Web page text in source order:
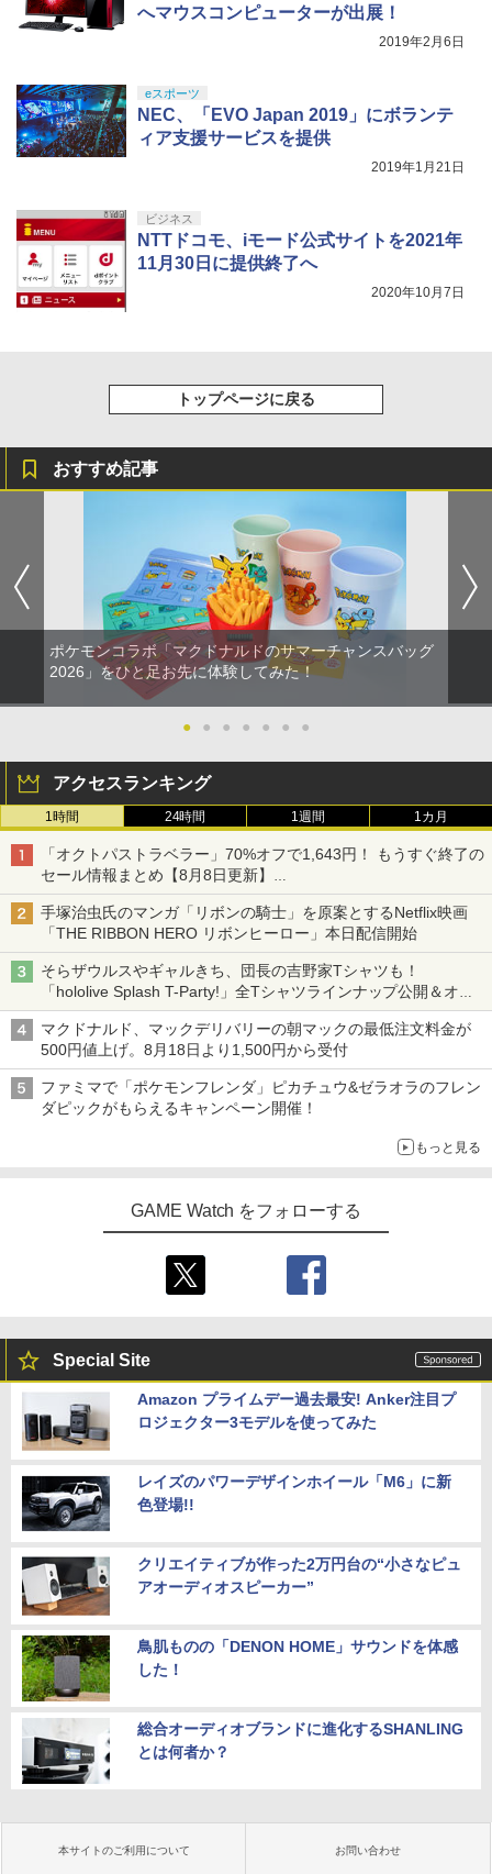
へマウスコンピューターが出展！
2019年2月6日
eスポーツ
NEC、「EVO Japan 2019」にボランテ
ィア支援サービスを提供
2019年1月21日
ビジネス
NTTドコモ、iモード公式サイトを2021年
11月30日に提供終了へ
2020年10月7日
トップページに戻る
おすすめ記事
ポケモンコラボ「マクドナルドのサマーチャンスバッグ
2026」をひと足お先に体験してみた！
● ● ● ● ● ● ●
アクセスランキング
1時間 24時間 1週間 1カ月
「オクトパストラベラー」70%オフで1,643円！ もうすぐ終了の
セール情報まとめ【8月8日更新】
ニンテンドーeショップでは「大神 絶景版」が67%オフで990円
手塚治虫氏のマンガ「リボンの騎士」を原案とするNetflix映画
「THE RIBBON HERO リボンヒーロー」本日配信開始
そらザウルスやギャルきち、団長の吉野家Tシャツも！
「hololive Splash T-Party!」全Tシャツラインナップ公開＆オン
ライン販売開始
マクドナルド、マックデリバリーの朝マックの最低注文料金が
500円値上げ。8月18日より1,500円から受付
ファミマで「ポケモンフレンダ」ピカチュウ&ゼラオラのフレン
ダピックがもらえるキャンペーン開催！
もっと見る
GAME Watch をフォローする
Special Site
Amazon プライムデー過去最安! Anker注目プ
ロジェクター3モデルを使ってみた
レイズのパワーデザインホイール「M6」に新
色登場!!
クリエイティブが作った2万円台の“小さなピュ
アオーディオスピーカー”
鳥肌ものの「DENON HOME」サウンドを体感
した！
総合オーディオブランドに進化するSHANLING
とは何者か？
本サイトのご利用について お問い合わせ